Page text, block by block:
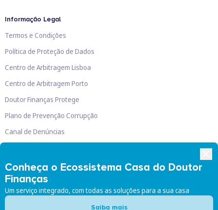
Conheça o Ecossistema Casa do Doutor
Finanças
Um serviço integrado, com todas as soluções para a sua casa
Saiba mais
Informação Legal
Termos e Condições
Política de Proteção de Dados
Centro de Arbitragem Lisboa
Centro de Arbitragem Porto
Doutor Finanças Protege
Plano de Prevenção Corrupção
Canal de Denúncias
Doutor Finanças, Lda